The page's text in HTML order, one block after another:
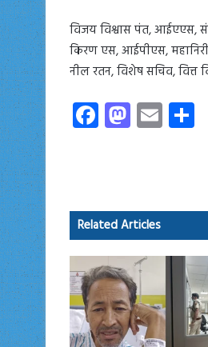
विजय विश्वास पंत,
किरण एस, आईपीएस,
नील रतन, विशेष सचिव, वित्त
Fa
ce
ok
M
as
o
n
E
m
Related Articles